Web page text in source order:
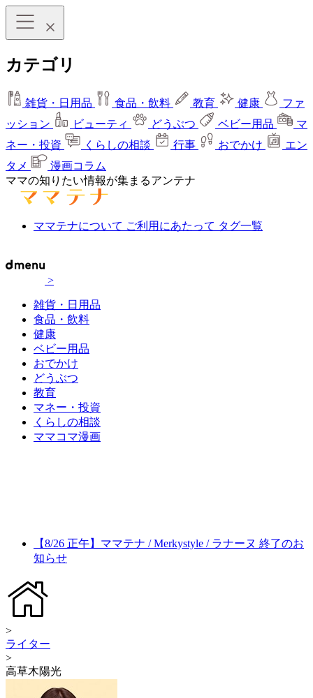
カテゴリ
雑貨・日用品 食品・飲料 教育 健康
ファ
ッション
ビューティ どうぶつ ベビー用品
マ
ネー・投資
くらしの相談 行事 おでかけ
エン
タメ
漫画コラム
ママの知りたい情報が集まるアンテナ
ママテナについて ご利用にあたって タグ一覧
>
雑貨・日用品
食品・飲料
健康
ベビー用品
おでかけ
どうぶつ
教育
マネー・投資
くらしの相談
ママコマ漫画
【8/26 正午】ママテナ / Merkystyle / ラナーヌ 終了のお
知らせ
>
ライター
>
高草木陽光